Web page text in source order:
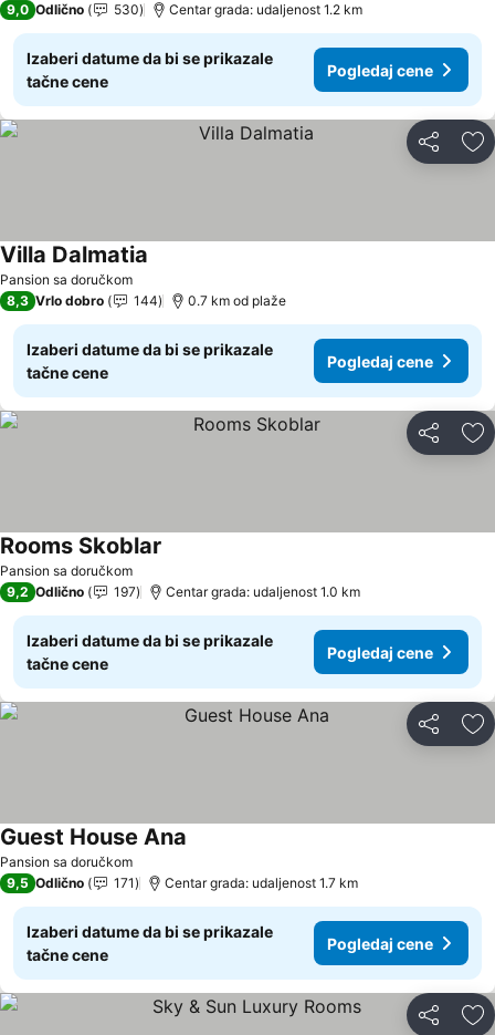
9,0 Odlično 530 Centar grada: udaljenost 1.2 km
Izaberi datume da bi se prikazale
tačne cene
Pogledaj cene
Deli
Pansion sa doručkom
Villa Dalmatia
8,3 Vrlo dobro 144 0.7 km od plaže
Izaberi datume da bi se prikazale
tačne cene
Pogledaj cene
Deli
Pansion sa doručkom
Rooms Skoblar
9,2 Odlično 197 Centar grada: udaljenost 1.0 km
Izaberi datume da bi se prikazale
tačne cene
Pogledaj cene
Deli
Pansion sa doručkom
Guest House Ana
9,5 Odlično 171 Centar grada: udaljenost 1.7 km
Izaberi datume da bi se prikazale
tačne cene
Pogledaj cene
Deli